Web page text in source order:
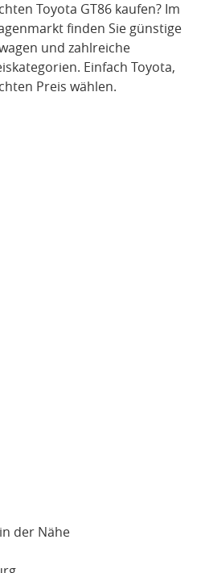
Toyota GT86 kaufen? Im
finden Sie günstige
und zahlreiche
Einfach Toyota,
Preis wählen.
der Nähe